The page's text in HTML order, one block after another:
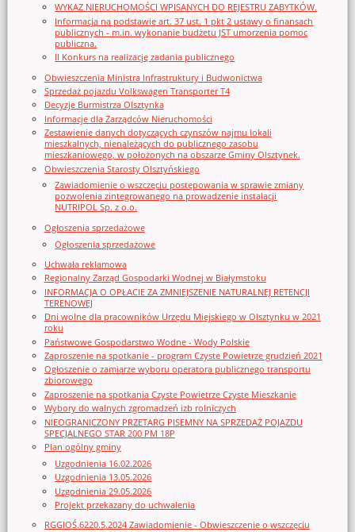
WYKAZ NIERUCHOMOŚCI WPISANYCH DO REJESTRU ZABYTKÓW.
Informacja na podstawie art. 37 ust. 1 pkt 2 ustawy o finansach
publicznych - m.in. wykonanie budżetu JST umorzenia pomoc
publiczna.
II Konkurs na realizację zadania publicznego
Obwieszczenia Ministra Infrastruktury i Budwonictwa
Sprzedaż pojazdu Volkswagen Transporter T4
Decyzje Burmistrza Olsztynka
Informacje dla Zarządców Nieruchomości
Zestawienie danych dotyczących czynszów najmu lokali
mieszkalnych, nienależących do publicznego zasobu
mieszkaniowego, w położonych na obszarze Gminy Olsztynek.
Obwieszczenia Starosty Olsztyńskiego
Zawiadomienie o wszczęciu postępowania w sprawie zmiany
pozwolenia zintegrowanego na prowadzenie instalacji
NUTRIPOL Sp. z o.o.
Ogłoszenia sprzedażowe
Ogłoszenia sprzedażowe
Uchwała reklamowa
Regionalny Zarząd Gospodarki Wodnej w Białymstoku
INFORMACJA O OPŁACIE ZA ZMNIEJSZENIE NATURALNEJ RETENCJI
TERENOWEJ
Dni wolne dla pracowników Urzędu Miejskiego w Olsztynku w 2021
roku
Państwowe Gospodarstwo Wodne - Wody Polskie
Zaproszenie na spotkanie - program Czyste Powietrze grudzień 2021
Ogłoszenie o zamiarze wyboru operatora publicznego transportu
zbiorowego
Zaproszenie na spotkania Czyste Powietrze Czyste Mieszkanie
Wybory do walnych zgromadzeń izb rolniczych
NIEOGRANICZONY PRZETARG PISEMNY NA SPRZEDAŻ POJAZDU
SPECJALNEGO STAR 200 PM 18P
Plan ogólny gminy
Uzgodnienia 16.02.2026
Uzgodnienia 13.05.2026
Uzgodnienia 29.05.2026
Projekt przekazany do uchwalenia
RGGIOŚ.6220.5.2024 Zawiadomienie - Obwieszczenie o wszczęciu